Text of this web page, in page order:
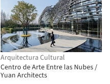
Arquitectura Cultural
Centro de Arte Entre las Nubes /
Yuan Architects